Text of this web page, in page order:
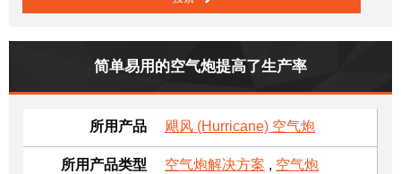
简单易用的空气炮提高了生产率
所用产品 飓风 (Hurricane) 空气炮
所用产品类型 空气炮解决方案 , 空气炮